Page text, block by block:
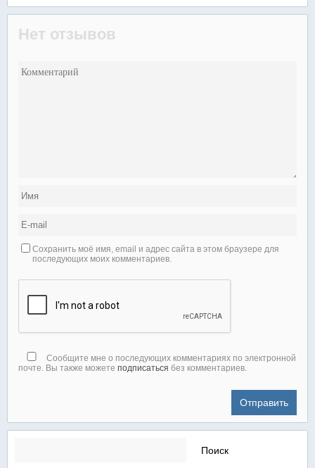
Нет отзывов
Сохранить моё имя, email и адрес сайта в этом браузере для
последующих моих комментариев.
Сообщите мне о последующих комментариях по электронной
почте. Вы также можете подписаться без комментариев.
Найти: